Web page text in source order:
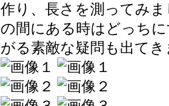
作り、長さを測ってみ
の間にある時はどっち
がる素敵な疑問も出て